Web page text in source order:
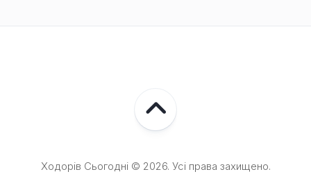
Ходорів Сьогодні © 2026. Усі права захищено.